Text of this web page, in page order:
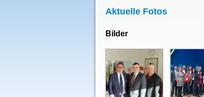
Aktuelle Fotos
Bilder